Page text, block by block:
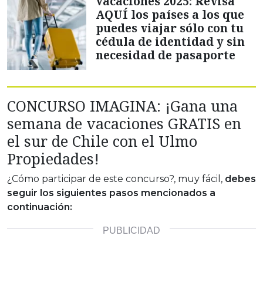
AQUÍ los países a los que
puedes viajar sólo con tu
cédula de identidad y sin
necesidad de pasaporte
CONCURSO IMAGINA: ¡Gana una
semana de vacaciones GRATIS en
el sur de Chile con el Ulmo
Propiedades!
¿Cómo participar de este concurso?, muy fácil, debes
seguir los siguientes pasos mencionados a
continuación: